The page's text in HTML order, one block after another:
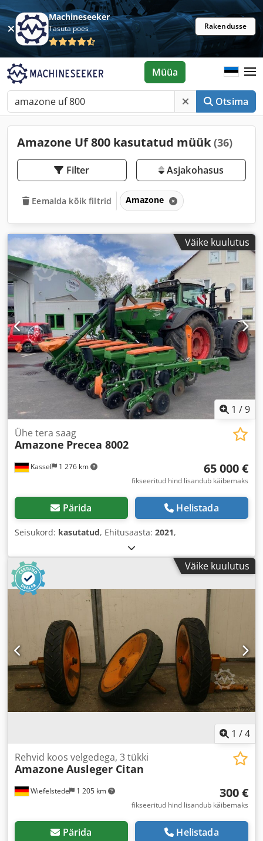
Machineseeker
Tasuta poes Rakendusse
Otsima
Müüa
Amazone Uf 800 kasutatud müük (36)
Filter Asjakohasus
Eemalda kõik filtrid Amazone
Väike kuulutus
1 /9
Kassel 1 276 km
Ühe tera saag
Amazone Precea 8002
65 000 €
fikseeritud hind lisandub käibemaks
Pärida Helistada
Seisukord: kasutatud, Ehitusaasta: 2021,
Väike kuulutus
1 /4
Wiefelstede 1 205 km
Rehvid koos velgedega, 3 tükki
Amazone Ausleger Citan
300 €
fikseeritud hind lisandub käibemaks
Pärida Helistada